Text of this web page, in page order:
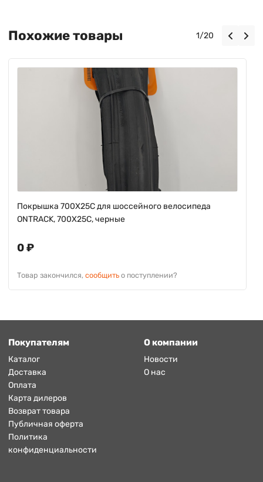
Похожие товары 1/20
Покрышка 700X25C для шоссейного велосипеда
ONTRACK, 700X25C, черные
0 ₽
Товар закончился, сообщить о поступлении?
Покупателям
Каталог
Доставка
Оплата
Карта дилеров
Возврат товара
Публичная оферта
Политика
конфиденциальности
О компании
Новости
О нас